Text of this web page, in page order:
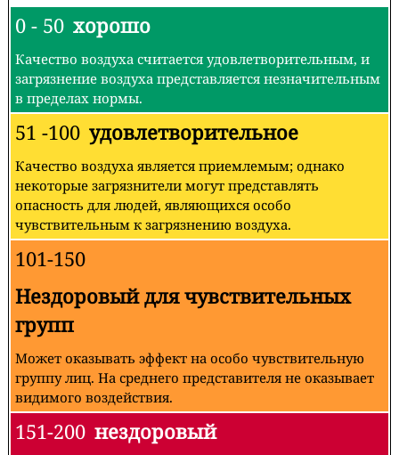
0 - 50 хорошо
Качество воздуха считается удовлетворительным, и
загрязнение воздуха представляется незначительным
в пределах нормы.
51 -100 удовлетворительное
Качество воздуха является приемлемым; однако
некоторые загрязнители могут представлять
опасность для людей, являющихся особо
чувствительным к загрязнению воздуха.
101-150
Нездоровый для чувствительных
групп
Может оказывать эффект на особо чувствительную
группу лиц. На среднего представителя не оказывает
видимого воздействия.
151-200 нездоровый